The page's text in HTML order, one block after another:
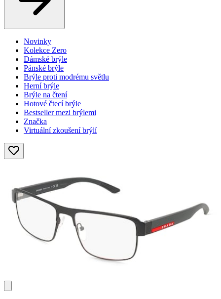
Novinky
Kolekce Zero
Dámské brýle
Pánské brýle
Brýle proti modrému světlu
Herní brýle
Brýle na čtení
Hotové čtecí brýle
Bestseller mezi brýlemi
Značka
Virtuální zkoušení brýlí